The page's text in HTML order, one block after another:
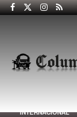
INTERNACIONAL